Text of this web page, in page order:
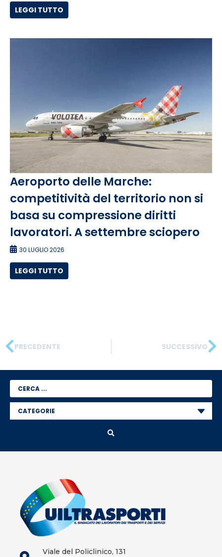
LEGGI TUTTO
Aeroporto delle Marche:
competitività del territorio non si
basa su compressione diritti
lavoratori. A settembre sciopero
30 LUGLIO 2026
LEGGI TUTTO
PRECEDENTE SUCCESSIVO
Viale del Policlinico, 131